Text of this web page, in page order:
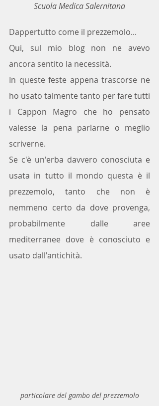
Scuola Medica Salernitana
Dappertutto come il prezzemolo...
Qui, sul mio blog non ne avevo
ancora sentito la necessità.
In queste feste appena trascorse ne
ho usato talmente tanto per fare tutti
i Cappon Magro che ho pensato
valesse la pena parlarne o meglio
scriverne.
Se c'è un'erba davvero conosciuta e
usata in tutto il mondo questa è il
prezzemolo, tanto che non è
nemmeno certo da dove provenga,
probabilmente dalle aree
mediterranee dove è conosciuto e
usato dall'antichità.
particolare del gambo del prezzemolo